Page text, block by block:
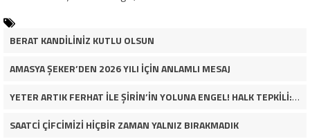
BERAT KANDİLİNİZ KUTLU OLSUN
AMASYA ŞEKER’DEN 2026 YILI İÇİN ANLAMLI MESAJ
YETER ARTIK FERHAT İLE ŞİRİN’İN YOLUNA ENGEL! HALK TEPKİLİ: “YOLU KAPATMAK ÇÖZÜM DEĞİL, GÖREVİNİ YAP!”
SAATCİ ÇİFCİMİZİ HİÇBİR ZAMAN YALNIZ BIRAKMADIK